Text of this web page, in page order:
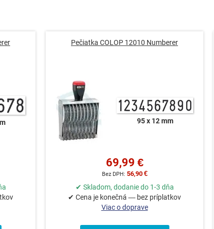
Pečiatka COLOP 12010 Numberer
95 x 12 mm
69,99 €
56,90 €
✔ Skladom, dodanie do 1-3 dňa
✔ Cena je konečná — bez príplatkov
Viac o doprave